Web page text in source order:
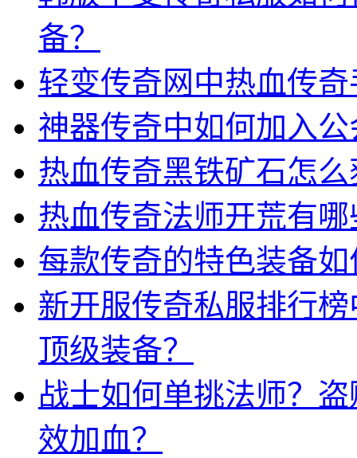
备？
轻变传奇网中热血传
神器传奇中如何加入公
热血传奇黑铁矿石怎
热血传奇法师开荒有
每款传奇的特色装备
新开服传奇私服排行
顶级装备？
战士如何单挑法师？
效加血？